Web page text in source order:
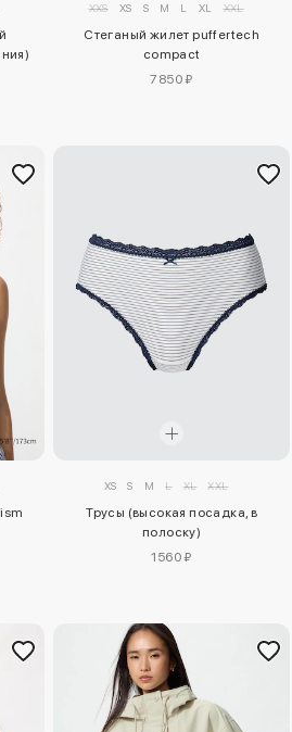
XXS XS S M L XL XXL
Стеганый жилет puffertech
compact
7850 ₽
XS S M L XL XXL
Трусы (высокая посадка, в
полоску)
1560 ₽